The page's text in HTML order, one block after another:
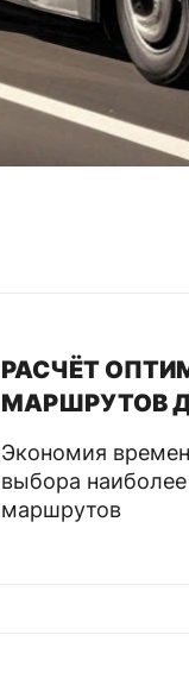
РАСЧЁТ
МАРШРУТОВ
Экономия
выбора
маршрутов